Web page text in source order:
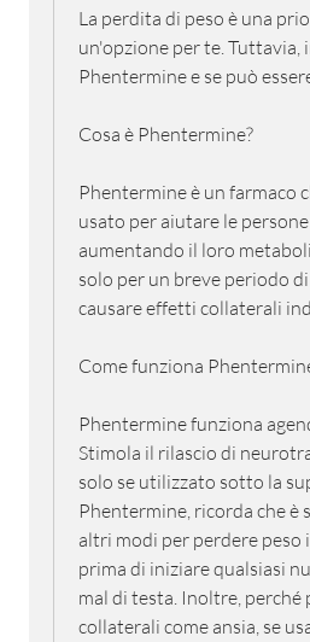
La perdita di peso è una
un'opzione per te. Tuttavia,
Phentermine e se può
Cosa è Phentermine?
Phentermine è un farmaco
usato per aiutare le
aumentando il loro
solo per un breve periodo
causare effetti collaterali
Come funziona
Phentermine funziona
Stimola il rilascio di
solo se utilizzato sotto la
Phentermine, ricorda che è
altri modi per perdere peso
prima di iniziare qualsiasi
mal di testa. Inoltre,
collaterali come ansia, se